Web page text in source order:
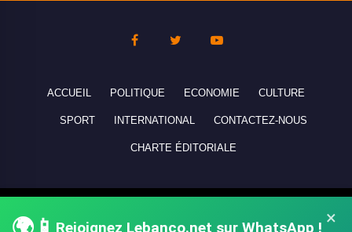
×
Rejoignez Lebanco.net sur WhatsApp !
ACCUEIL POLITIQUE ECONOMIE CULTURE
SPORT INTERNATIONAL CONTACTEZ-NOUS
CHARTE ÉDITORIALE
réservés - All rights reserved.